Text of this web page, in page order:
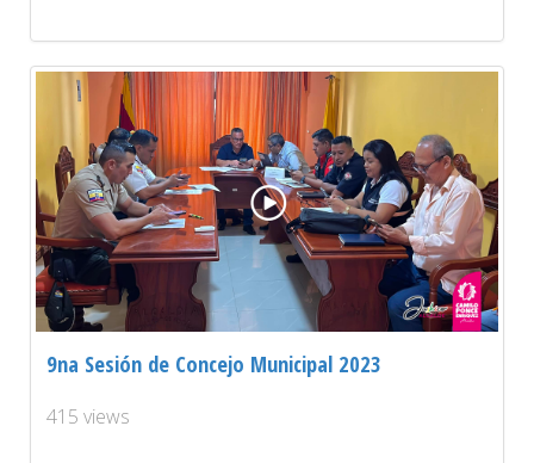
9na Sesión de Concejo Municipal 2023
415 views